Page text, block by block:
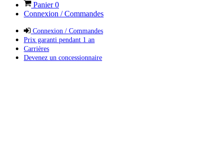
Panier0
Connexion / Commandes
Connexion / Commandes
Prix garanti pendant 1 an
Carrières
Devenez un concessionnaire